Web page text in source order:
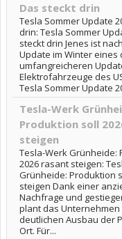
Das steckt drin
Tesla Sommer Update
drin: Tesla Sommer
steckt drin Jenes ist
Update im Winter eines
umfangreicheren
Elektrofahrzeuge des
Tesla Sommer Update
Tesla-Werk
Produktion soll
steigen
Tesla-Werk Grünheide:
2026 rasant steigen:
Grünheide: Produktion
steigen Dank einer
Nachfrage und
plant das
deutlichen Ausbau der
Ort. Für...